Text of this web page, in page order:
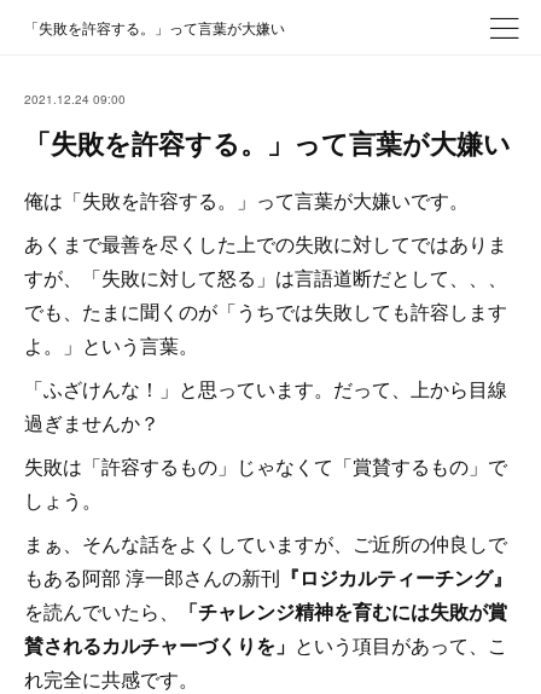
「失敗を許容する。」って言葉が大嫌い
2021.12.24 09:00
「失敗を許容する。」って言葉が大嫌い
俺は「失敗を許容する。」って言葉が大嫌いです。
あくまで最善を尽くした上での失敗に対してではありま
すが、「失敗に対して怒る」は言語道断だとして、、、
でも、たまに聞くのが「うちでは失敗しても許容します
よ。」という言葉。
「ふざけんな！」と思っています。だって、上から目線
過ぎませんか？
失敗は「許容するもの」じゃなくて「賞賛するもの」で
しょう。
まぁ、そんな話をよくしていますが、ご近所の仲良しで
もある阿部 淳一郎さんの新刊 『ロジカルティーチング』
を読んでいたら、
「チャレンジ精神を育むには失敗が賞
賛されるカルチャーづくりを」 という項目があって、こ
れ完全に共感です。